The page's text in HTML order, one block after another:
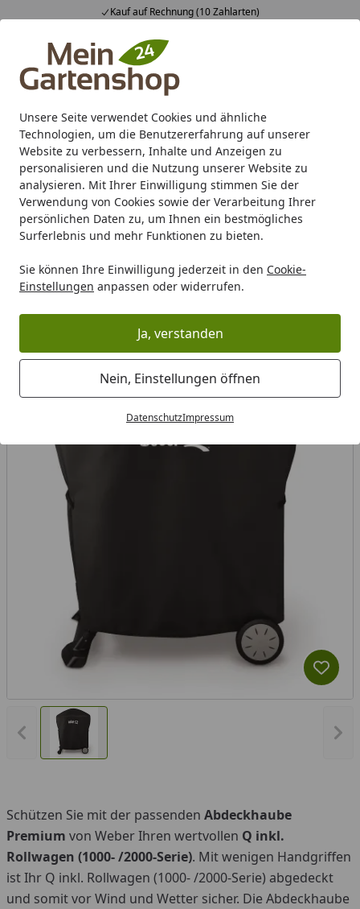
Unsere Seite verwendet Cookies und ähnliche
Technologien, um die Benutzererfahrung auf unserer
Website zu verbessern, Inhalte und Anzeigen zu
personalisieren und die Nutzung unserer Website zu
analysieren. Mit Ihrer Einwilligung stimmen Sie der
Verwendung von Cookies sowie der Verarbeitung Ihrer
persönlichen Daten zu, um Ihnen ein bestmögliches
Surferlebnis und mehr Funktionen zu bieten.
Sie können Ihre Einwilligung jederzeit in den Cookie-
Einstellungen anpassen oder widerrufen.
Ja, verstanden
Nein, Einstellungen öffnen
DatenschutzImpressum
Kauf auf Rechnung (10 Zahlarten)
Alle Produkte
Mein Konto
Suchen
Karibu Pools inkl. gratis Sandfilteranlage & Pool-
Starterset (Gesamtwert bis 468,99€)
Startseite
Grill Grill Marken Weber Weber Grillzubehör
Q Serie mit Rollwagen oder Stand
Vorheriges Bild anzeigen
Schützen Sie mit der passenden Abdeckhaube
Premium von Weber Ihren wertvollen Q inkl.
Rollwagen (1000- /2000-Serie). Mit wenigen Handgriffen
ist Ihr Q inkl. Rollwagen (1000- /2000-Serie) abgedeckt
und somit vor Wind und Wetter sicher. Die Abdeckhaube